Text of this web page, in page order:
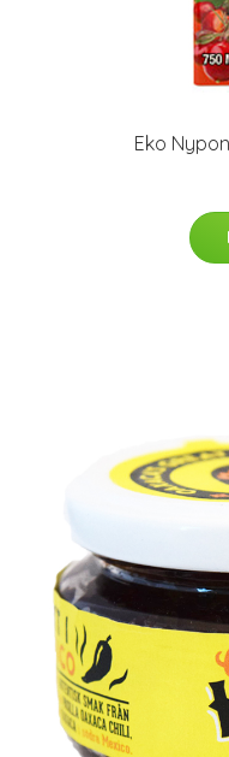
Eko